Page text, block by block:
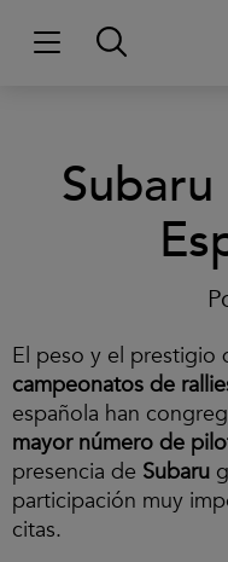
El peso y el prestigio
campeonatos de
española han
mayor número de
presencia de Subaru
participación muy
citas.